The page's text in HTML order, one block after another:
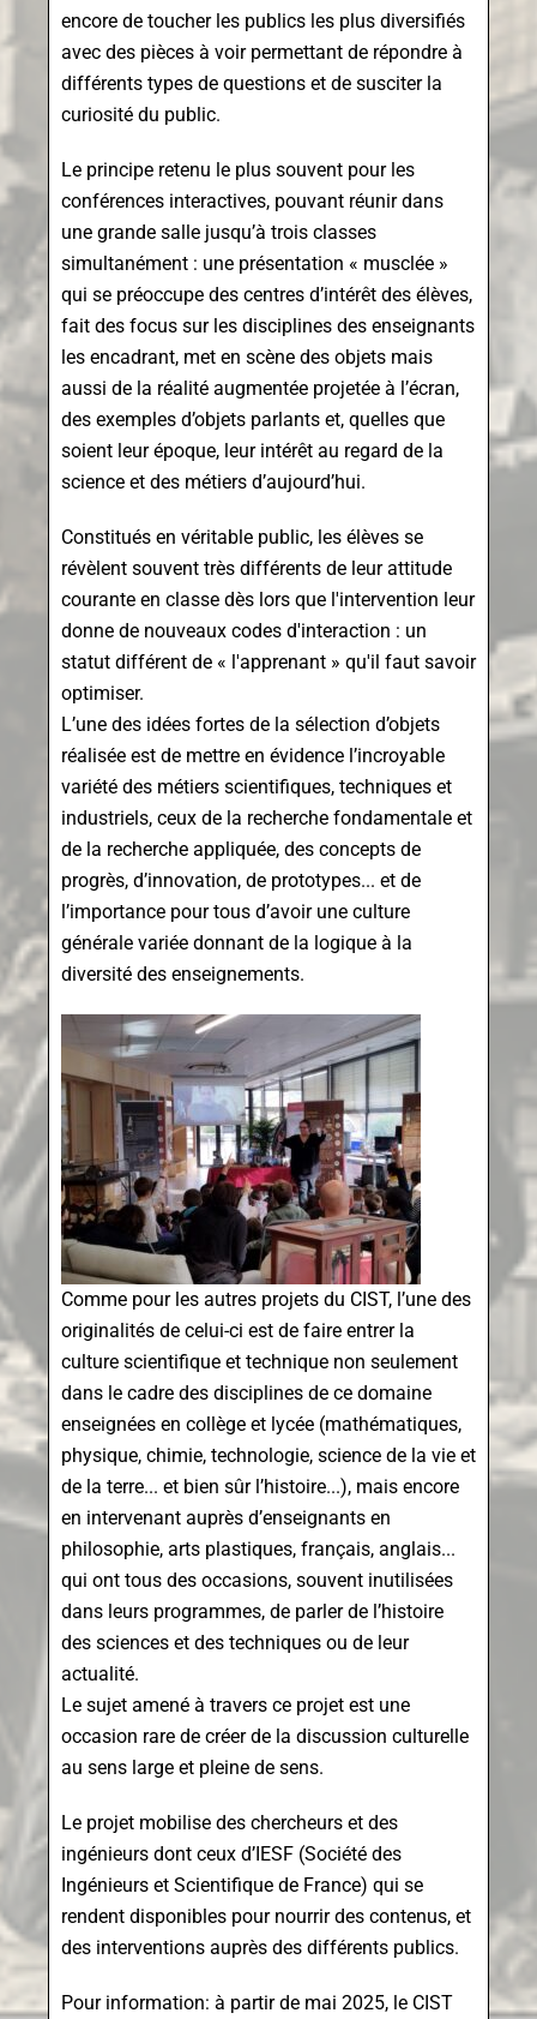
encore de toucher les publics les plus diversifiés
avec des pièces à voir permettant de répondre à
différents types de questions et de susciter la
curiosité du public.
Le principe retenu le plus souvent pour les
conférences interactives, pouvant réunir dans
une grande salle jusqu’à trois classes
simultanément : une présentation « musclée »
qui se préoccupe des centres d’intérêt des élèves,
fait des focus sur les disciplines des enseignants
les encadrant, met en scène des objets mais
aussi de la réalité augmentée projetée à l’écran,
des exemples d’objets parlants et, quelles que
soient leur époque, leur intérêt au regard de la
science et des métiers d’aujourd’hui.
Constitués en véritable public, les élèves se
révèlent souvent très différents de leur attitude
courante en classe dès lors que l'intervention leur
donne de nouveaux codes d'interaction : un
statut différent de « l'apprenant » qu'il faut savoir
optimiser.
L’une des idées fortes de la sélection d’objets
réalisée est de mettre en évidence l’incroyable
variété des métiers scientifiques, techniques et
industriels, ceux de la recherche fondamentale et
de la recherche appliquée, des concepts de
progrès, d’innovation, de prototypes... et de
l’importance pour tous d’avoir une culture
générale variée donnant de la logique à la
diversité des enseignements.
Comme pour les autres projets du CIST, l’une des
originalités de celui-ci est de faire entrer la
culture scientifique et technique non seulement
dans le cadre des disciplines de ce domaine
enseignées en collège et lycée (mathématiques,
physique, chimie, technologie, science de la vie et
de la terre... et bien sûr l’histoire...), mais encore
en intervenant auprès d’enseignants en
philosophie, arts plastiques, français, anglais...
qui ont tous des occasions, souvent inutilisées
dans leurs programmes, de parler de l’histoire
des sciences et des techniques ou de leur
actualité.
Le sujet amené à travers ce projet est une
occasion rare de créer de la discussion culturelle
au sens large et pleine de sens.
Le projet mobilise des chercheurs et des
ingénieurs dont ceux d’IESF (Société des
Ingénieurs et Scientifique de France) qui se
rendent disponibles pour nourrir des contenus, et
des interventions auprès des différents publics.
Pour information: à partir de mai 2025, le CIST